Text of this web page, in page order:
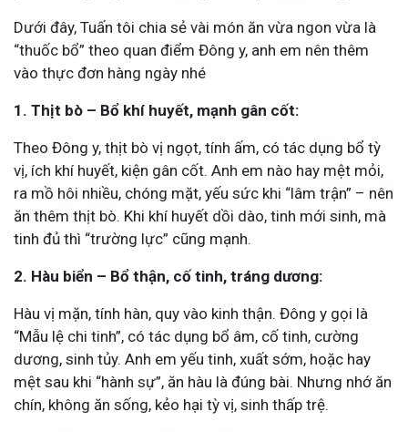
Dưới đây, Tuấn tôi chia sẻ vài món ăn vừa ngon vừa là
“thuốc bổ” theo quan điểm Đông y, anh em nên thêm
vào thực đơn hàng ngày nhé
1. Thịt bò – Bổ khí huyết, mạnh gân cốt:
Theo Đông y, thịt bò vị ngọt, tính ấm, có tác dụng bổ tỳ
vị, ích khí huyết, kiện gân cốt. Anh em nào hay mệt mỏi,
ra mồ hôi nhiều, chóng mặt, yếu sức khi “lâm trận” – nên
ăn thêm thịt bò. Khi khí huyết dồi dào, tinh mới sinh, mà
tinh đủ thì “trường lực” cũng mạnh.
2. Hàu biển – Bổ thận, cố tinh, tráng dương:
Hàu vị mặn, tính hàn, quy vào kinh thận. Đông y gọi là
“Mẫu lệ chi tinh”, có tác dụng bổ âm, cố tinh, cường
dương, sinh tủy. Anh em yếu tinh, xuất sớm, hoặc hay
mệt sau khi “hành sự”, ăn hàu là đúng bài. Nhưng nhớ ăn
chín, không ăn sống, kẻo hại tỳ vị, sinh thấp trệ.